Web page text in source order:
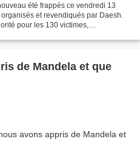
été frappés ce vendredi 13
et revendiqués par Daesh.
pour les 130 victimes,
de Mandela et que